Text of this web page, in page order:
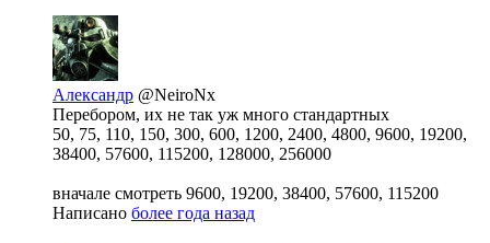
Александр @NeiroNx
Перебором, их не так уж много стандартных
50, 75, 110, 150, 300, 600, 1200, 2400, 4800, 9600, 19200,
38400, 57600, 115200, 128000, 256000
вначале смотреть 9600, 19200, 38400, 57600, 115200
Написано более года назад